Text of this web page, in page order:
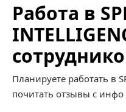
Работа в
Планируете работать в
почитать отзывы с инфо